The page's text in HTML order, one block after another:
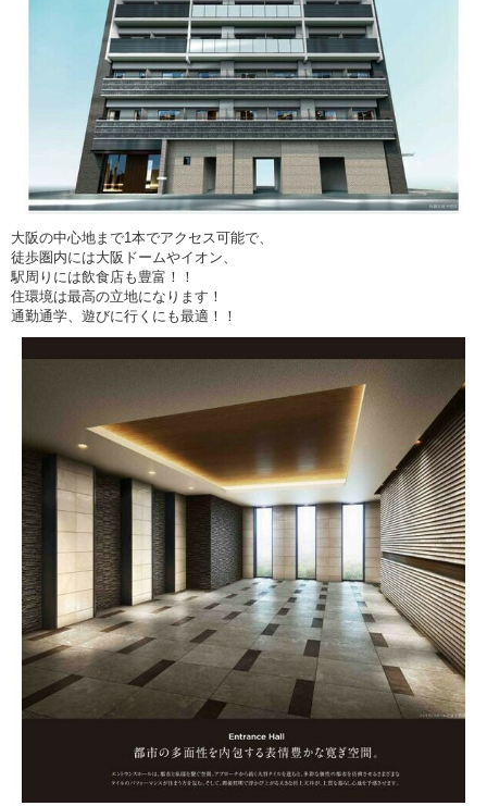
大阪の中心地まで1本でアクセス可能で、
徒歩圏内には大阪ドームやイオン、
駅周りには飲食店も豊富！！
住環境は最高の立地になります！
通勤通学、遊びに行くにも最適！！